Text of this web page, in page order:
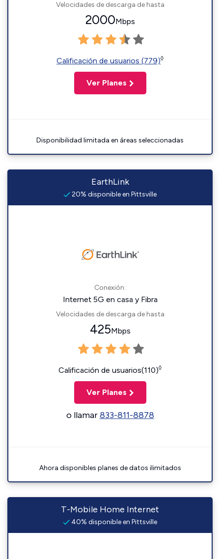
Velocidades de descarga de hasta
2000Mbps
Calificación de usuarios (779)◊
Ver Planes
Disponibilidad limitada en áreas seleccionadas
EarthLink
20% disponible en Pittsville
Conexión:
Internet 5G en casa y Fibra
Velocidades de descarga de hasta
425Mbps
Calificación de usuarios(110)◊
Ver Planes
o llamar833-811-8878
Ahora disponibles planes de datos ilimitados
T-Mobile Home Internet
40% disponible en Pittsville